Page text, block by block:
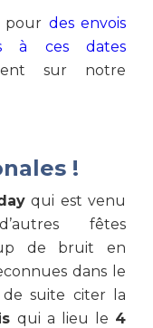
des envois
à ces dates
sur notre
!
qui est venu
fêtes
de bruit en
dans le
suite citer la
qui a lieu le 4